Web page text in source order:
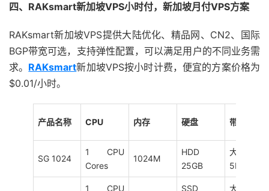
四、RAKsmart新加坡VPS小时付，新加坡月付VPS方案
RAKsmart新加坡VPS提供大陆优化、精品网、CN2、国际
BGP带宽可选，支持弹性配置，可以满足用户的不同业务需
求。 RAKsmart新加坡VPS按小时计费，便宜的方案价格为
$0.01/小时。
产品名称 CPU 内存 硬盘 带宽
SG 1024
1 CPU
Cores
1024M
HDD
25GB
大陆优化
5M
1 CPU
SSD
大陆优化